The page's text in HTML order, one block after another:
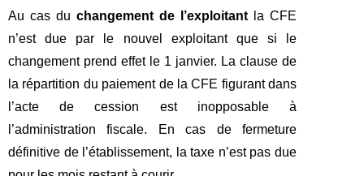
Au cas du changement de l’exploitant la CFE
n’est due par le nouvel exploitant que si le
changement prend effet le 1 janvier. La clause de
la répartition du paiement de la CFE figurant dans
l’acte de cession est inopposable à
l’administration fiscale. En cas de fermeture
définitive de l’établissement, la taxe n’est pas due